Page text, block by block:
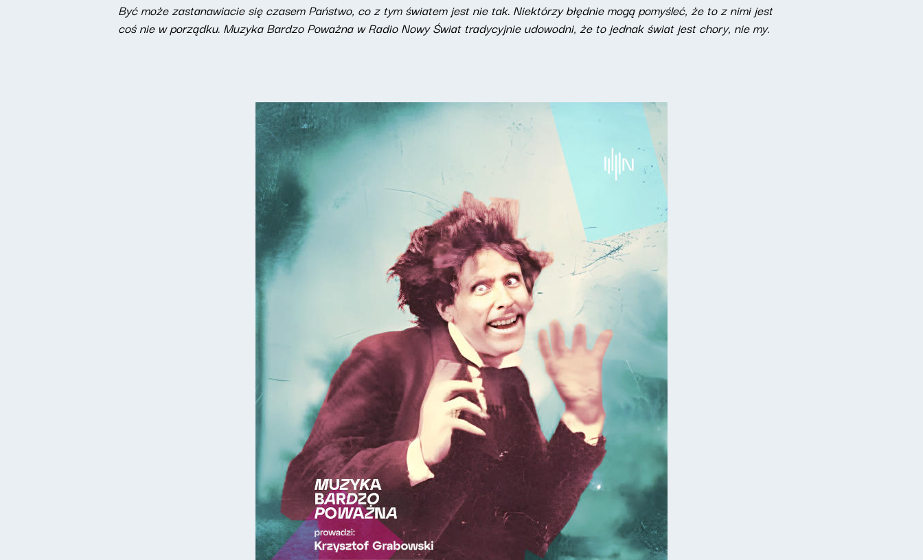
Być może zastanawiacie się czasem Państwo, co z tym światem jest nie tak. Niektórzy błędnie mogą pomyśleć, że to z nimi jest
coś nie w porządku. Muzyka Bardzo Poważna w Radio Nowy Świat tradycyjnie udowodni, że to jednak świat jest chory, nie my.